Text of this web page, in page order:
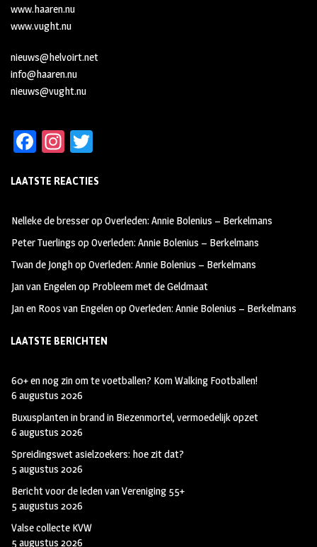
www.haaren.nu
www.vught.nu
nieuws@helvoirt.net
info@haaren.nu
nieuws@vught.nu
Fa
b
oo
k
In
ag
m
tt
LAATSTE REACTIES
Nelleke de bresseropOverleden: Annie Bolenius – Berkelmans
Peter Tuerlings opOverleden: Annie Bolenius – Berkelmans
Twan de JonghopOverleden: Annie Bolenius – Berkelmans
Jan van Engelenop Probleem met de Geldmaat
Jan en Roos van EngelenopOverleden: Annie Bolenius – Berkelmans
LAATSTE BERICHTEN
60+ en nog zin om te voetballen? Kom Walking Footballen!
6 augustus 2026
Buxusplanten in brand in Biezenmortel, vermoedelijk opzet
6 augustus 2026
Spreidingswet asielzoekers: hoe zit dat?
5 augustus 2026
Bericht voor de leden van Vereniging 55+
5 augustus 2026
Valse collecte KVW
5 augustus 2026